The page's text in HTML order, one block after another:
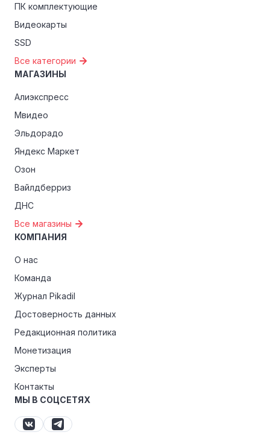
ПК комплектующие
Видеокарты
SSD
Все категории
МАГАЗИНЫ
Алиэкспресс
Мвидео
Эльдорадо
Яндекс Маркет
Озон
Вайлдберриз
ДНС
Все магазины
КОМПАНИЯ
О нас
Команда
Журнал Pikadil
Достоверность данных
Редакционная политика
Монетизация
Эксперты
Контакты
МЫ В СОЦСЕТЯХ